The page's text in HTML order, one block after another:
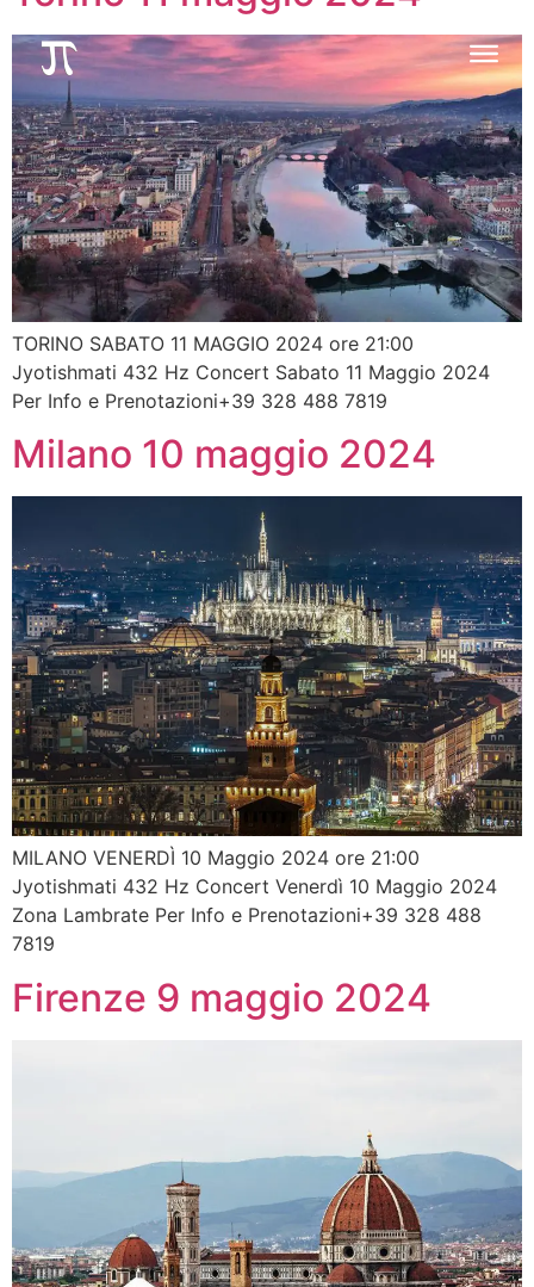
TORINO SABATO 11 MAGGIO 2024 ore 21:00
Jyotishmati 432 Hz Concert Sabato 11 Maggio 2024
Per Info e Prenotazioni+39 328 488 7819
Milano 10 maggio 2024
MILANO VENERDÌ 10 Maggio 2024 ore 21:00
Jyotishmati 432 Hz Concert Venerdì 10 Maggio 2024
Zona Lambrate Per Info e Prenotazioni+39 328 488
7819
Firenze 9 maggio 2024